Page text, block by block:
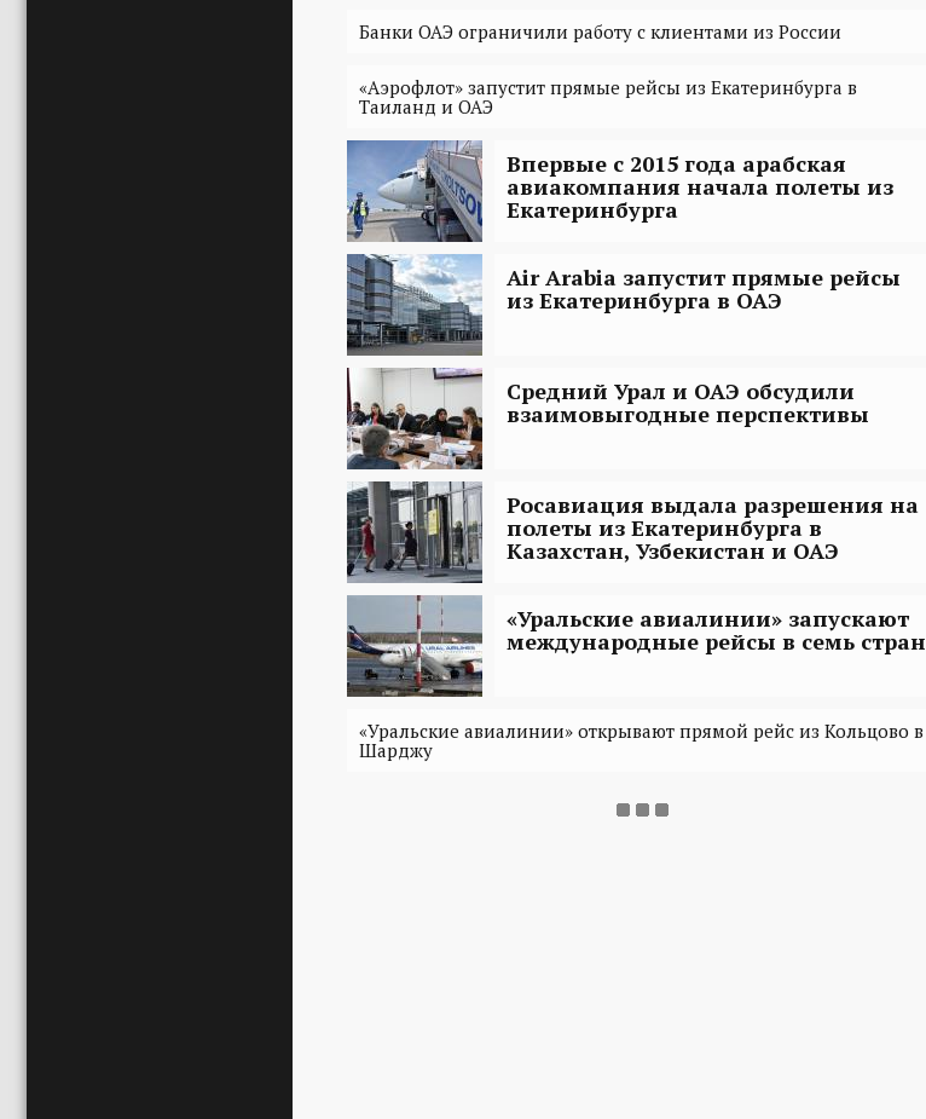
Банки ОАЭ ограничили работу с клиентами из России
«Аэрофлот» запустит прямые рейсы из Екатеринбурга в
Таиланд и ОАЭ
Впервые с 2015 года арабская
авиакомпания начала полеты из
Екатеринбурга
Air Arabia запустит прямые рейсы
из Екатеринбурга в ОАЭ
Средний Урал и ОАЭ обсудили
взаимовыгодные перспективы
Росавиация выдала разрешения на
полеты из Екатеринбурга в
Казахстан, Узбекистан и ОАЭ
«Уральские авиалинии» запускают
международные рейсы в семь стран
«Уральские авиалинии» открывают прямой рейс из Кольцово в
Шарджу